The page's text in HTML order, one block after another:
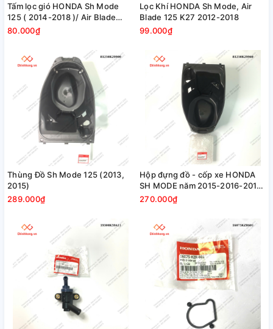
Tấm lọc gió HONDA Sh Mode
125 ( 2014-2018 )/ Air Blade
125/150 2013-2022 / Vario /
80.000₫
Lọc Khí HONDA Sh Mode, Air
Blade 125 K27 2012-2018
99.000₫
Thùng Đồ Sh Mode 125 (2013,
2015)
289.000₫
Hộp đựng đồ - cốp xe HONDA
SH MODE năm 2015-2016-2018-
2020
270.000₫